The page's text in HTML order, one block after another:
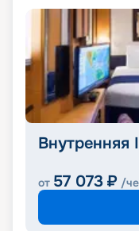
Внутренняя
от 57 073 ₽ /